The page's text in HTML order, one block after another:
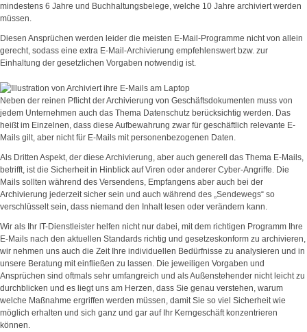
mindestens 6 Jahre und Buchhaltungsbelege, welche 10 Jahre archiviert werden
müssen.
Diesen Ansprüchen werden leider die meisten E-Mail-Programme nicht von allein
gerecht, sodass eine extra E-Mail-Archivierung empfehlenswert bzw. zur
Einhaltung der gesetzlichen Vorgaben notwendig ist.
Neben der reinen Pflicht der Archivierung von Geschäftsdokumenten muss von
jedem Unternehmen auch das Thema Datenschutz berücksichtig werden. Das
heißt im Einzelnen, dass diese Aufbewahrung zwar für geschäftlich relevante E-
Mails gilt, aber nicht für E-Mails mit personenbezogenen Daten.
Als Dritten Aspekt, der diese Archivierung, aber auch generell das Thema E-Mails,
betrifft, ist die Sicherheit in Hinblick auf Viren oder anderer Cyber-Angriffe. Die
Mails sollten während des Versendens, Empfangens aber auch bei der
Archivierung jederzeit sicher sein und auch während des „Sendewegs“ so
verschlüsselt sein, dass niemand den Inhalt lesen oder verändern kann.
Wir als Ihr IT-Dienstleister helfen nicht nur dabei, mit dem richtigen Programm Ihre
E-Mails nach den aktuellen Standards richtig und gesetzeskonform zu archivieren,
wir nehmen uns auch die Zeit Ihre individuellen Bedürfnisse zu analysieren und in
unsere Beratung mit einfließen zu lassen. Die jeweiligen Vorgaben und
Ansprüchen sind oftmals sehr umfangreich und als Außenstehender nicht leicht zu
durchblicken und es liegt uns am Herzen, dass Sie genau verstehen, warum
welche Maßnahme ergriffen werden müssen, damit Sie so viel Sicherheit wie
möglich erhalten und sich ganz und gar auf Ihr Kerngeschäft konzentrieren
können.